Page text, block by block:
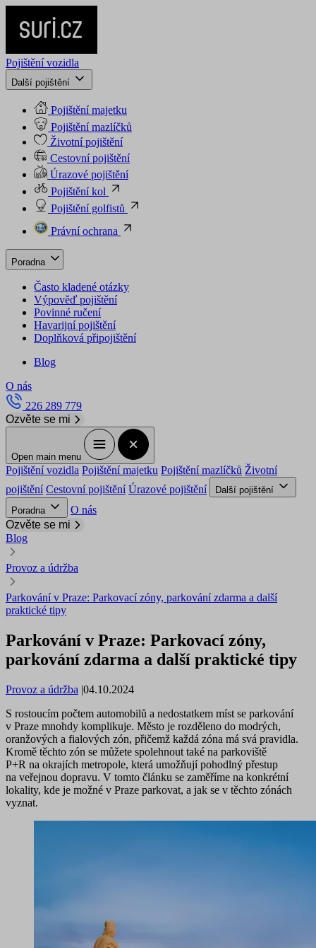
Pojištění vozidla
Další pojištění
Pojištění majetku
Pojištění mazlíčků
Životní pojištění
Cestovní pojištění
Úrazové pojištění
Pojištění kol
Pojištění golfistů
Právní ochrana
Poradna
Často kladené otázky
Výpověď pojištění
Povinné ručení
Havarijní pojištění
Doplňková připojištění
Blog
O nás
226 289 779
Ozvěte se mi
Open main menu
Pojištění vozidla Pojištění majetku Pojištění mazlíčků Životní
pojištění Cestovní pojištění Úrazové pojištění
Další pojištění
Poradna
O nás
Ozvěte se mi
Blog
Provoz a údržba
Parkování v Praze: Parkovací zóny, parkování zdarma a další
praktické tipy
Parkování v Praze: Parkovací zóny,
parkování zdarma a další praktické tipy
Provoz a údržba |04.10.2024
S rostoucím počtem automobilů a nedostatkem míst se parkování
v Praze mnohdy komplikuje. Město je rozděleno do modrých,
oranžových a fialových zón, přičemž každá zóna má svá pravidla.
Kromě těchto zón se můžete spolehnout také na parkoviště
P+R na okrajích metropole, která umožňují pohodlný přestup
na veřejnou dopravu. V tomto článku se zaměříme na konkrétní
lokality, kde je možné v Praze parkovat, a jak se v těchto zónách
vyznat.